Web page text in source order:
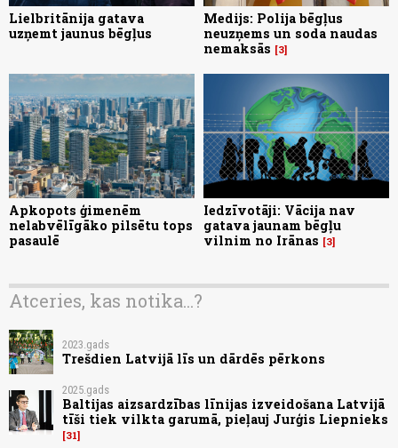
Lielbritānija gatava
uzņemt jaunus bēgļus
Medijs: Polija bēgļus
neuzņems un soda naudas
nemaksās
3
Apkopots ģimenēm
nelabvēlīgāko pilsētu tops
pasaulē
Iedzīvotāji: Vācija nav
gatava jaunam bēgļu
vilnim no Irānas
3
Atceries, kas notika...?
2023.gads
Trešdien Latvijā līs un dārdēs pērkons
2025.gads
Baltijas aizsardzības līnijas izveidošana Latvijā
tīši tiek vilkta garumā, pieļauj Jurģis Liepnieks
31